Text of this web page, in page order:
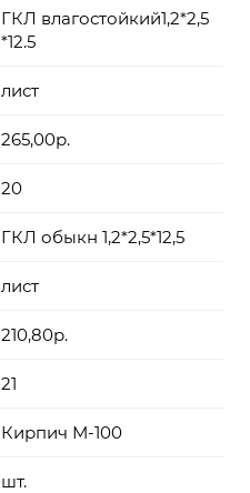
ГКЛ влагостойкий1,2*2,5
*12.5
лист
265,00р.
20
ГКЛ обыкн 1,2*2,5*12,5
лист
210,80р.
21
Кирпич М-100
шт.